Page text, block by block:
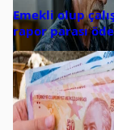
Emekli olup
rapor parası